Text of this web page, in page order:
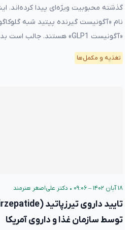
گذشته محبوبیت ویژه‌ای پیدا کرده‌اند.
«آگونیست GLP1» هستند. جالب است بدانید اغلب این […]
تغذیه و مکمل‌ها
۱۸ آبان ۱۴۰۲ – ۰۹:۰۶ • دکتر علی‌اصغر هنرمند
توسط سازمان غذا و داروی آمریکا